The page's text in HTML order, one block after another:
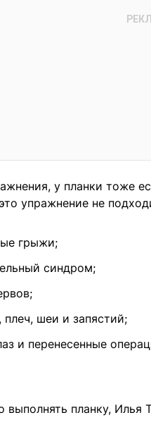
у планки тоже
упражнение не
грыжи;
синдром;
шеи и запястий;
и перенесенные
выполнять планку, Илья